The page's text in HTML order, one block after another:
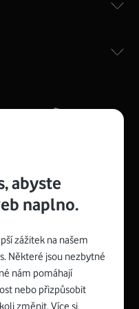
rozměry 21
cm (včetně stojánku)
abyste
naplno.
zážitek na našem
Některé jsou nezbytné
nám pomáhají
nebo přizpůsobit
změnit. Více si